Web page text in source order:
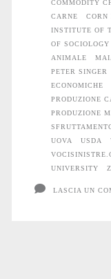
e
COMMODITY
CARNE
CORN
INSTITUTE OF
OF
ANIMALE
PETER SINGER
ECONOMICHE
PRODUZIONE
PRODUZIONE
UOVA
USDA
UNIVERSITY
LASCIA UN